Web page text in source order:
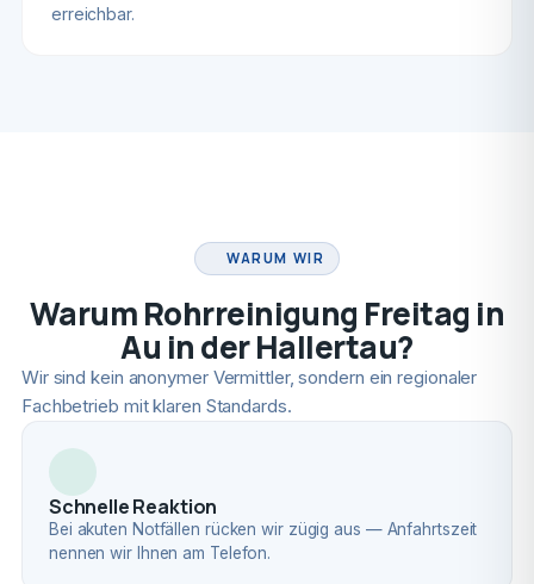
erreichbar.
WARUM WIR
Warum Rohrreinigung Freitag in
Au in der Hallertau?
Wir sind kein anonymer Vermittler, sondern ein regionaler
Fachbetrieb mit klaren Standards.
Schnelle Reaktion
Bei akuten Notfällen rücken wir zügig aus — Anfahrtszeit
nennen wir Ihnen am Telefon.